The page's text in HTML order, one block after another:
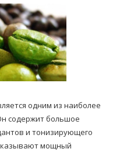
одним из наиболее
содержит большое
и тонизирующего
мощный